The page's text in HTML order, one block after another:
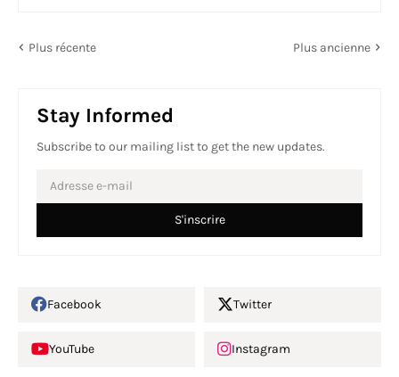
Plus récente Plus ancienne
Stay Informed
Subscribe to our mailing list to get the new updates.
Facebook Twitter
YouTube Instagram